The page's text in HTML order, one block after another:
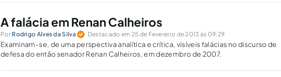
afasta da lógica formal métrica de Descartes e se utiliza principalmente dos
A falácia em Renan Calheiros
Por Rodrigo Alves da Silva Destacado em 25 de Fevereiro de 2013 às 09:29
Examinam-se, de uma perspectiva analítica e crítica, visíveis falácias no discurso de
defesa do então senador Renan Calheiros, em dezembro de 2007.